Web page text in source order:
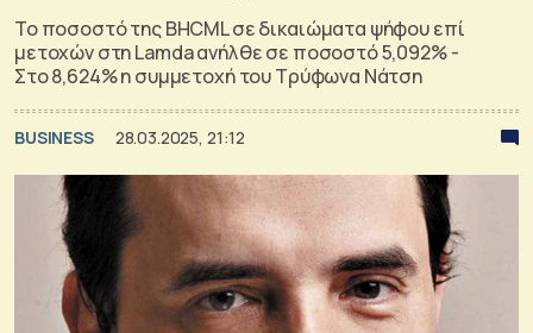
Το ποσοστό της BHCML σε δικαιώματα ψήφου επί
μετοχών στη Lamda ανήλθε σε ποσοστό 5,092% -
Στο 8,624% η συμμετοχή του Τρύφωνα Νάτση
BUSINESS 28.03.2025, 21:12